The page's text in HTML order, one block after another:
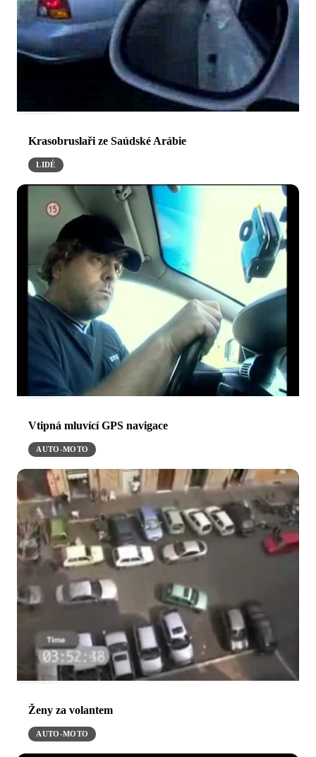
Krasobruslaři ze Saúdské Arábie
LIDÉ
Vtipná mluvící GPS navigace
AUTO-MOTO
Ženy za volantem
AUTO-MOTO